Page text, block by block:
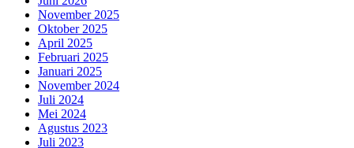
November 2025
Oktober 2025
April 2025
Februari 2025
Januari 2025
November 2024
Juli 2024
Mei 2024
Agustus 2023
Juli 2023